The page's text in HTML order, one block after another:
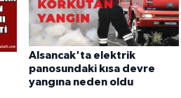
Alsancak'ta elektrik
panosundaki kısa devre
yangına neden oldu